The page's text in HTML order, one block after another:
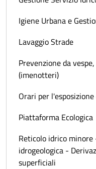
Igiene Urbana e
Lavaggio Strade
Prevenzione da
(imenotteri)
Orari per
Piattaforma Ecologica
Reticolo idrico
idrogeologica -
superficiali